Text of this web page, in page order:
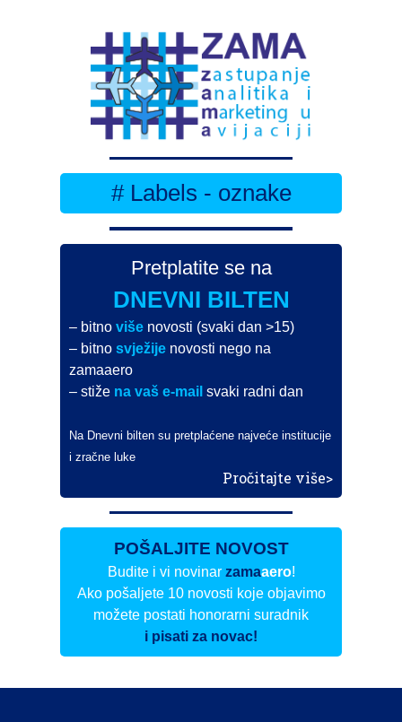
# Labels - oznake
Pretplatite se na
DNEVNI BILTEN
– bitnoviše novosti (svaki dan >15)
– bitnosvježije novosti nego na
zamaaero
– stiže na vaš e-mail svaki radni dan
Na Dnevni bilten su pretplaćene najveće institucije
i zračne luke
Pročitajte više>
POŠALJITE NOVOST
Budite i vi novinar zamaaero!
Ako pošaljete 10 novosti koje objavimo
možete postati honorarni suradnik
i pisati za novac!